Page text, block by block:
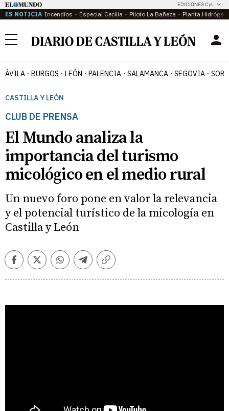
EDICIONES CyL
ES NOTICIA Incendios Especial Cecilia Piloto La Bañeza Planta
Menú
ÁVILA BURGOS LEÓN PALENCIA SALAMANCA SEGOVIA
CASTILLA Y LEÓN
CLUB DE PRENSA
El Mundo analiza la
importancia del turismo
micológico en el medio rural
Un nuevo foro pone en valor la relevancia
y el potencial turístico de la micología en
Castilla y León
FacebookTwitterWhatsappTelegramCopiar